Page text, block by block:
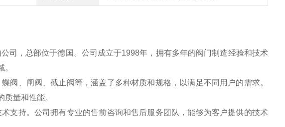
司，总部位于德国。公司成立于1998年，拥有多年的阀门制造经验和技术
阀、闸阀、截止阀等，涵盖了多种材质和规格，以满足不同用户的需求。
量和性能。
支持。公司拥有专业的售前咨询和售后服务团队，能够为客户提供的技术